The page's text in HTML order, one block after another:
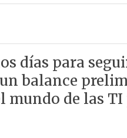
días para
balance
mundo de las